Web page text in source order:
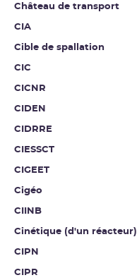
Château de transport
CIA
Cible de spallation
CIC
CICNR
CIDEN
CIDRRE
CIESSCT
CIGEET
Cigéo
CIINB
Cinétique (d'un réacteur)
CIPN
CIPR